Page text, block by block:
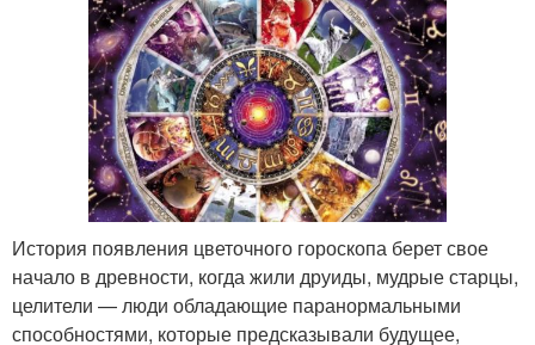
История появления цветочного гороскопа берет свое
начало в древности, когда жили друиды, мудрые старцы,
целители — люди обладающие паранормальными
способностями, которые предсказывали будущее,